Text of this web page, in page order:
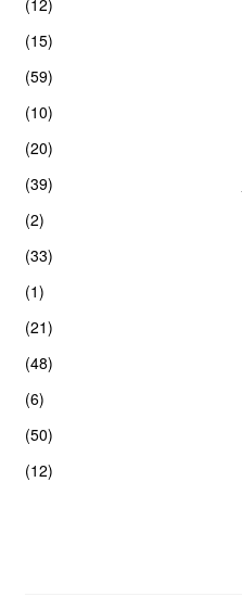
(12)
(15)
(59)
(10)
(20)
(39)
(2)
(33)
(1)
(21)
(48)
(6)
(50)
(12)